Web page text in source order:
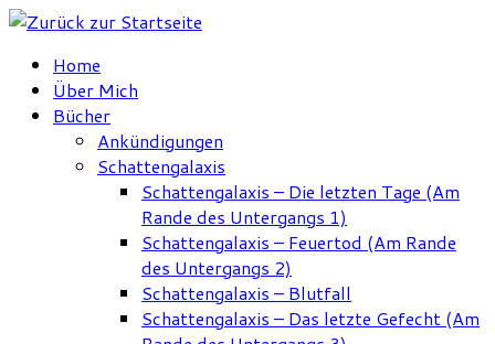
Zum
springenHome
Über Mich
Bücher
Ankündigungen
Schattengalaxis
Schattengalaxis – Die letzten Tage (Am
Rande des Untergangs 1)
Schattengalaxis – Feuertod (Am Rande
des Untergangs 2)
Schattengalaxis – Blutfall
Schattengalaxis – Das letzte Gefecht (Am